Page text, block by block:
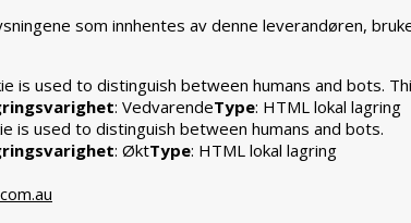
som innhentes av denne leverandøren,
is used to distinguish between humans and bots.
: VedvarendeType: HTML lokal lagring
is used to distinguish between humans and bots.
: ØktType: HTML lokal lagring